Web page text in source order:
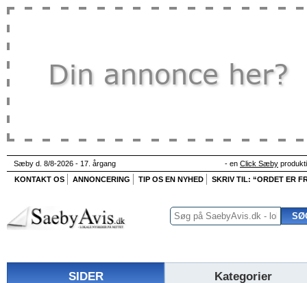
Sæby d. 8/8-2026 - 17. årgang - en Click Sæby
KONTAKT OS
ANNONCERING TIP OS EN NYHED SKRIV TIL: “ORDET ER
SIDER Kategorier